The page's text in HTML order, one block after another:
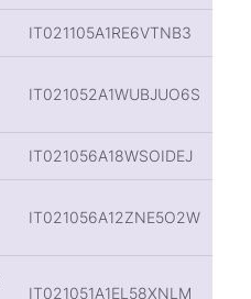
IT021105A1RE6VTNB3
IT021052A1WUBJUO6S
IT021056A18WSOIDEJ
IT021056A12ZNE5O2W
IT021051A1EL58XNLM